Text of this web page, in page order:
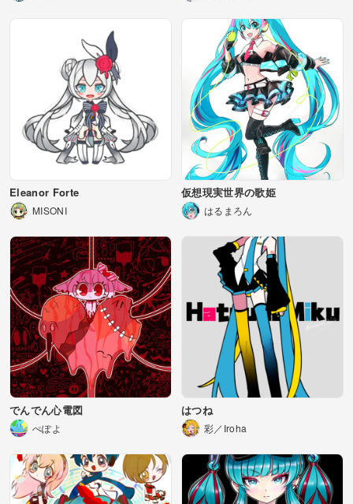
Eleanor Forte
MISONI
仮想現実世界の歌姫
はるまろん
でんでん心電図
ぺぽよ
はつね
彩／Iroha